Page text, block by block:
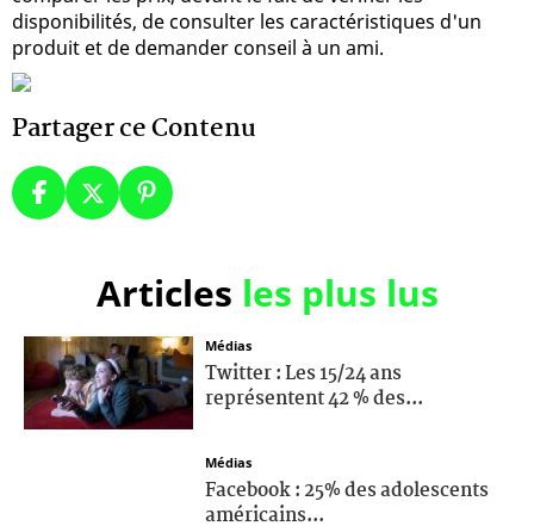
disponibilités, de consulter les caractéristiques d'un
produit et de demander conseil à un ami.
Partager ce Contenu
Articles les plus lus
Médias
Twitter : Les 15/24 ans
représentent 42 % des...
Médias
Facebook : 25% des adolescents
américains...